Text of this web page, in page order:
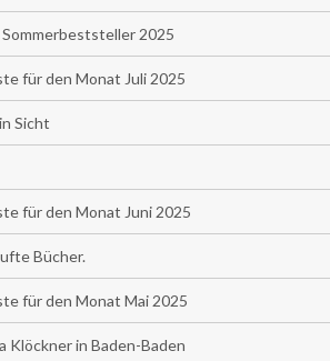
2025
für den Monat Juli 2025
Sicht
für den Monat Juni 2025
Bücher.
für den Monat Mai 2025
Klöckner in Baden-Baden